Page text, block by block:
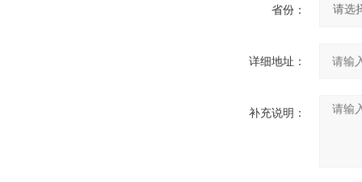
省份：
详细地址：
补充说明：